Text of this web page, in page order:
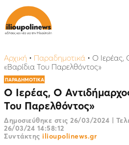
Αρχική • Παραδημοτικά • Ο Ιερέας,
«Βαρίδια Του Παρελθόντος»
ΠΑΡΑΔΗΜΟΤΙΚΑ
Ο Ιερέας, Ο
Του Παρελθόντος»
Δημοσιεύθηκε στις 26/03/2024 |
26/03/24 14:58:12
Συντάκτης ilioupolinews.gr